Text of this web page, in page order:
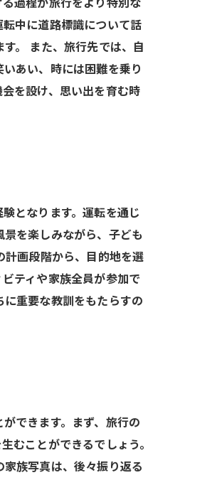
過程が旅行をより特別な
中に道路標識について話
。 また、旅行先では、自
あい、時には困難を乗り
を設け、思い出を育む時
となります。運転を通じ
を楽しみながら、子ども
計画段階から、目的地を選
ティや家族全員が参加で
重要な教訓をもたらすの
できます。まず、旅行の
むことができるでしょう。
族写真は、後々振り返る